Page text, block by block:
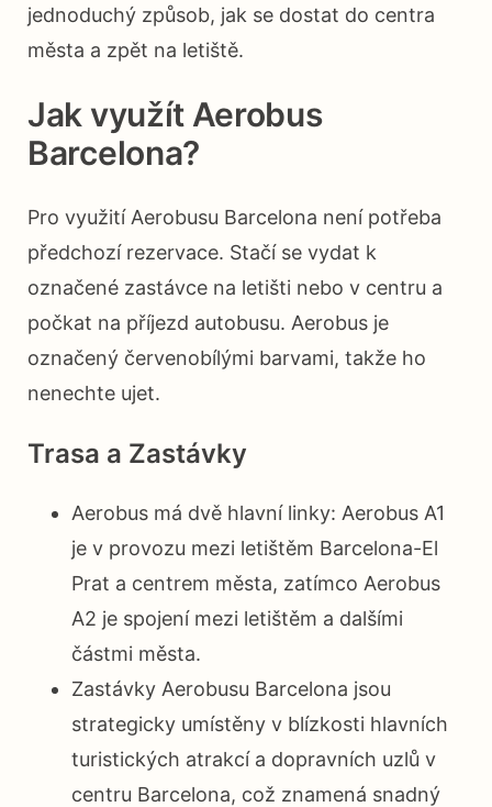
jednoduchý způsob, jak se dostat do centra
města a zpět na letiště.
Jak využít Aerobus
Barcelona?
Pro využití Aerobusu Barcelona není potřeba
předchozí rezervace. Stačí se vydat k
označené zastávce na letišti nebo v centru a
počkat na příjezd autobusu. Aerobus je
označený červenobílými barvami, takže ho
nenechte ujet.
Trasa a Zastávky
Aerobus má dvě hlavní linky: Aerobus A1
je v provozu mezi letištěm Barcelona-El
Prat a centrem města, zatímco Aerobus
A2 je spojení mezi letištěm a dalšími
částmi města.
Zastávky Aerobusu Barcelona jsou
strategicky umístěny v blízkosti hlavních
turistických atrakcí a dopravních uzlů v
centru Barcelona, což znamená snadný